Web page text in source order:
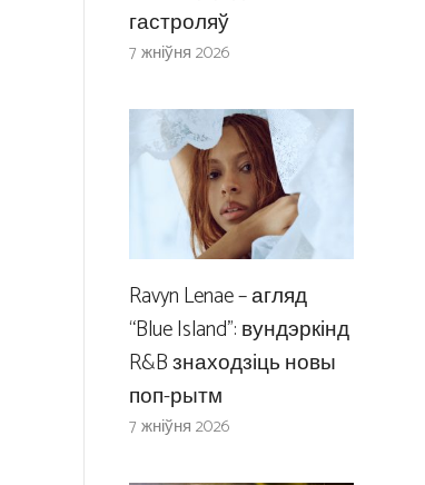
гастроляў
7 жніўня 2026
Ravyn Lenae – агляд
“Blue Island”: вундэркінд
R&B знаходзіць новы
поп-рытм
7 жніўня 2026